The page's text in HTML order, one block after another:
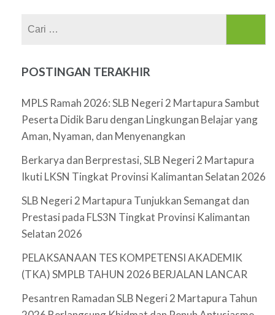
POSTINGAN TERAKHIR
MPLS Ramah 2026: SLB Negeri 2 Martapura Sambut
Peserta Didik Baru dengan Lingkungan Belajar yang
Aman, Nyaman, dan Menyenangkan
Berkarya dan Berprestasi, SLB Negeri 2 Martapura
Ikuti LKSN Tingkat Provinsi Kalimantan Selatan 2026
SLB Negeri 2 Martapura Tunjukkan Semangat dan
Prestasi pada FLS3N Tingkat Provinsi Kalimantan
Selatan 2026
PELAKSANAAN TES KOMPETENSI AKADEMIK
(TKA) SMPLB TAHUN 2026 BERJALAN LANCAR
Pesantren Ramadan SLB Negeri 2 Martapura Tahun